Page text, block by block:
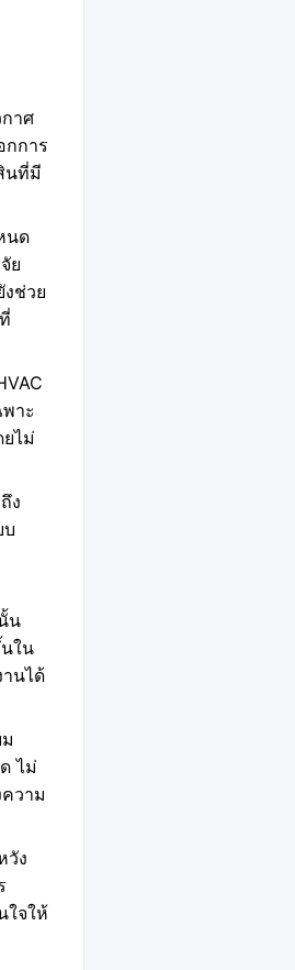
าศ
กการ
นที่มี
นด
ย
ช่วย
าะ
ไม่
ง
บ
น
ใน
นได้
ไม่
วาม
วัง
ใจให้